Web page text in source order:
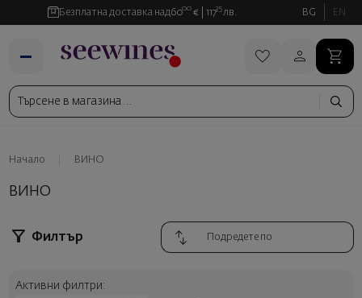
Безплатна доставка над6000 € 11735 лв. BG EN
Начало ВИНО
ВИНО
Филтър
Активни филтри: